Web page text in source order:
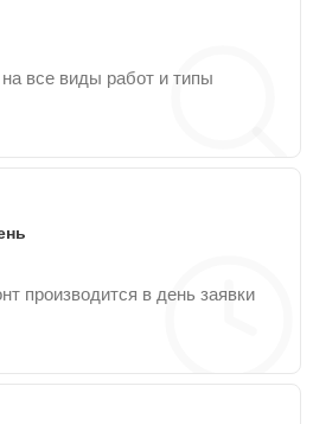
все виды работ и типы
производится в день заявки